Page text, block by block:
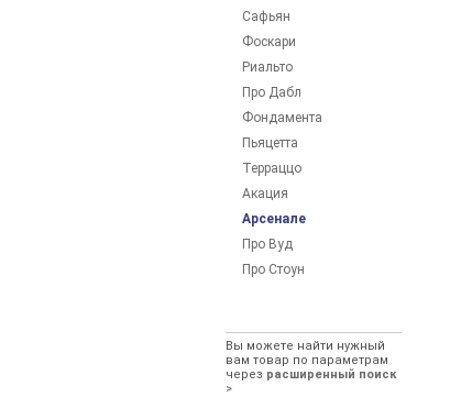
Сафьян
Фоскари
Риальто
Про Дабл
Фондамента
Пьяцетта
Терраццо
Акация
Арсенале
Про Вуд
Про Стоун
Вы можете найти нужный
вам товар по параметрам
через расширенный поиск
>